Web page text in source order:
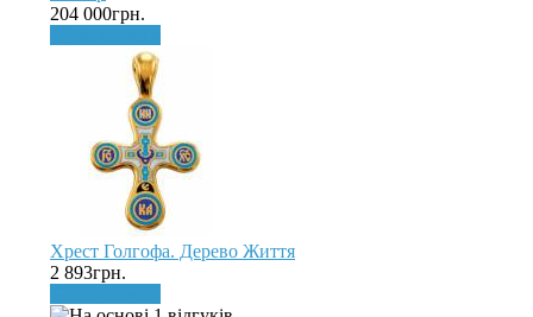
204 000грн.
Хрест Голгофа. Дерево Життя
2 893грн.